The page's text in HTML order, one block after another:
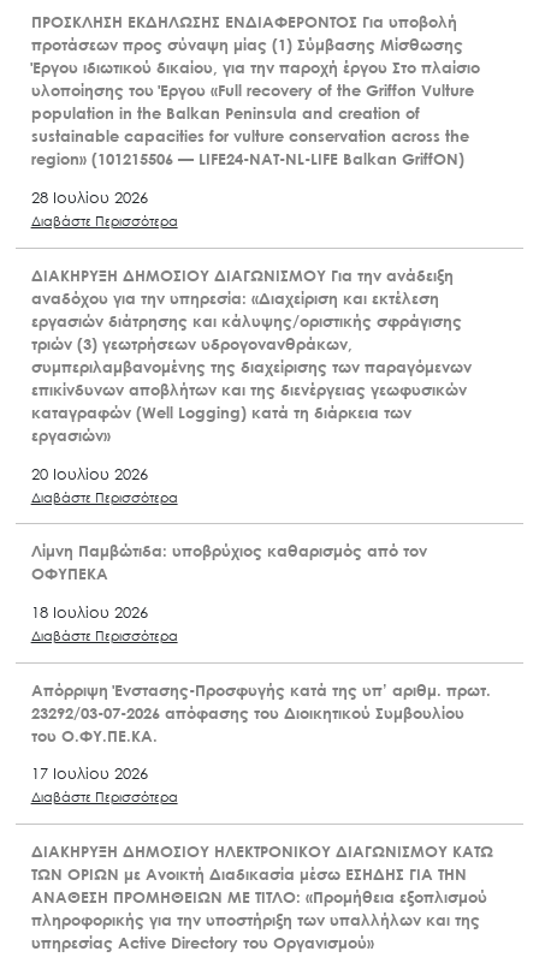
ΠΡΟΣΚΛΗΣΗ ΕΚΔΗΛΩΣΗΣ ΕΝΔΙΑΦΕΡΟΝΤΟΣ Για υποβολή
προτάσεων προς σύναψη μίας (1) Σύμβασης Μίσθωσης
Έργου ιδιωτικού δικαίου, για την παροχή έργου Στο πλαίσιο
υλοποίησης του Έργου «Full recovery of the Griffon Vulture
population in the Balkan Peninsula and creation of
sustainable capacities for vulture conservation across the
region» (101215506 — LIFE24-NAT-NL-LIFE Balkan GriffON)
28 Ιουλίου 2026
Διαβάστε Περισσότερα
ΔΙΑΚΗΡΥΞΗ ΔΗΜΟΣΙΟΥ ΔΙΑΓΩΝΙΣΜΟΥ Για την ανάδειξη
αναδόχου για την υπηρεσία: «Διαχείριση και εκτέλεση
εργασιών διάτρησης και κάλυψης/οριστικής σφράγισης
τριών (3) γεωτρήσεων υδρογονανθράκων,
συμπεριλαμβανομένης της διαχείρισης των παραγόμενων
επικίνδυνων αποβλήτων και της διενέργειας γεωφυσικών
καταγραφών (Well Logging) κατά τη διάρκεια των
εργασιών»
20 Ιουλίου 2026
Διαβάστε Περισσότερα
Λίμνη Παμβώτιδα: υποβρύχιος καθαρισμός από τον
ΟΦΥΠΕΚΑ
18 Ιουλίου 2026
Διαβάστε Περισσότερα
Απόρριψη Ένστασης-Προσφυγής κατά της υπ’ αριθμ. πρωτ.
23292/03-07-2026 απόφασης του Διοικητικού Συμβουλίου
του Ο.ΦΥ.ΠΕ.ΚΑ.
17 Ιουλίου 2026
Διαβάστε Περισσότερα
ΔΙΑΚΗΡΥΞΗ ΔΗΜΟΣΙΟΥ ΗΛΕΚΤΡΟΝΙΚΟΥ ΔΙΑΓΩΝΙΣΜΟΥ ΚΑΤΩ
ΤΩΝ ΟΡΙΩΝ με Ανοικτή Διαδικασία μέσω ΕΣΗΔΗΣ ΓΙΑ ΤΗΝ
ΑΝΑΘΕΣΗ ΠΡΟΜΗΘΕΙΩΝ ΜΕ ΤΙΤΛΟ: «Προμήθεια εξοπλισμού
πληροφορικής για την υποστήριξη των υπαλλήλων και της
υπηρεσίας Active Directory του Οργανισμού»